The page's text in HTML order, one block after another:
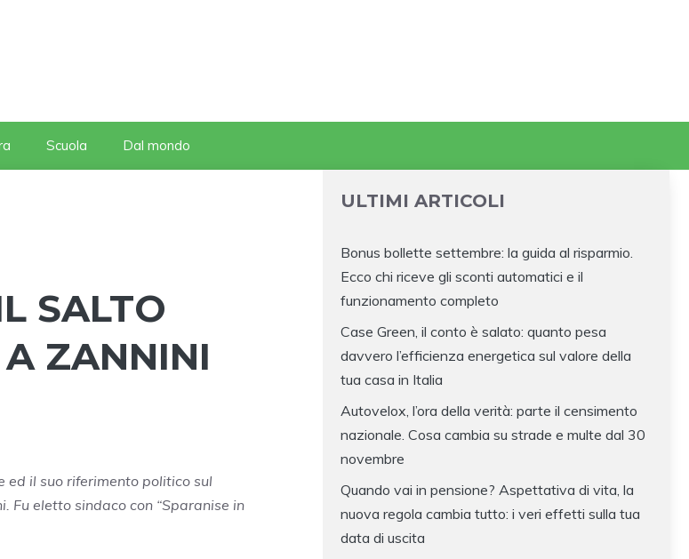
Scuola Dal mondo
SALTO
ZANNINI
il suo riferimento politico sul
Fu eletto sindaco con “Sparanise in
ULTIMI ARTICOLI
Bonus bollette settembre: la guida al risparmio.
Ecco chi riceve gli sconti automatici e il
funzionamento completo
Case Green, il conto è salato: quanto pesa
davvero l’efficienza energetica sul valore della
tua casa in Italia
Autovelox, l’ora della verità: parte il censimento
nazionale. Cosa cambia su strade e multe dal 30
novembre
Quando vai in pensione? Aspettativa di vita, la
nuova regola cambia tutto: i veri effetti sulla tua
data di uscita